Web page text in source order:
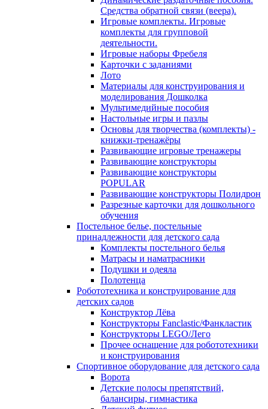
Средства обратной связи (веера).
Игровые комплекты. Игровые
комплекты для групповой
деятельности.
Игровые наборы Фребеля
Карточки с заданиями
Лото
Материалы для конструирования и
моделирования Дошколка
Мультимедийные пособия
Настольные игры и пазлы
Основы для творчества (комплекты) -
книжки-тренажёры
Развивающие игровые тренажеры
Развивающие конструкторы
Развивающие конструкторы
POPULAR
Развивающие конструкторы Полидрон
Разрезные карточки для дошкольного
обучения
Постельное белье, постельные
принадлежности для детского сада
Комплекты постельного белья
Матрасы и наматрасники
Подушки и одеяла
Полотенца
Робототехника и конструирование для
детских садов
Конструктор Лёва
Конструкторы Fanclastic/Фанкластик
Конструкторы LEGO/Лего
Прочее оснащение для робототехники
и конструирования
Спортивное оборудование для детского сада
Ворота
Детские полосы препятствий,
балансиры, гимнастика